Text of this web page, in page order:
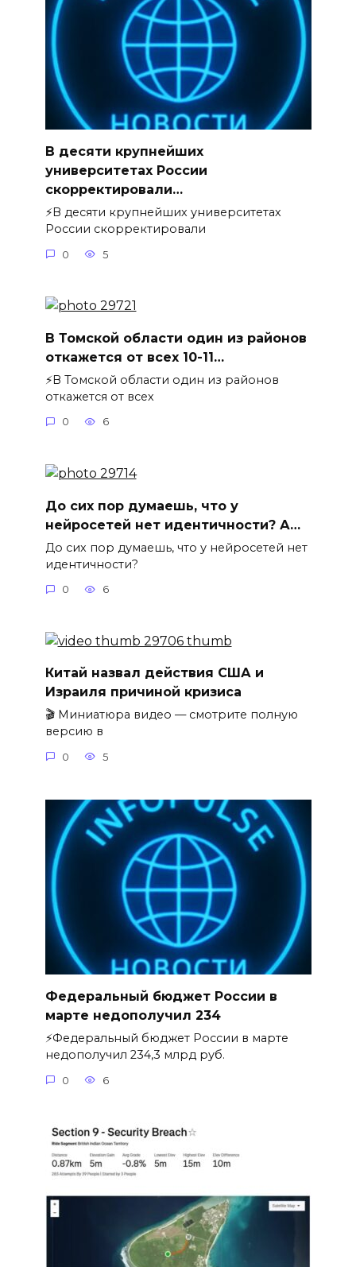
В десяти крупнейших
университетах России
скорректировали…
⚡️В десяти крупнейших университетах
России скорректировали
0 5
В Томской области один из районов
откажется от всех 10-11…
⚡️В Томской области один из районов
откажется от всех
0 6
До сих пор думаешь, что у
нейросетей нет идентичности? А…
До сих пор думаешь, что у нейросетей нет
идентичности?
0 6
Китай назвал действия США и
Израиля причиной кризиса
🎬 Миниатюра видео — смотрите полную
версию в
0 5
Федеральный бюджет России в
марте недополучил 234
⚡️Федеральный бюджет России в марте
недополучил 234,3 млрд руб.
0 6